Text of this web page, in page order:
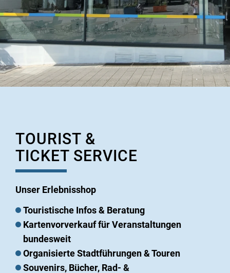
TOURIST &
TICKET SERVICE
Unser Erlebnisshop
Touristische Infos & Beratung
Kartenvorverkauf für Veranstaltungen
bundesweit
Organisierte Stadtführungen & Touren
Souvenirs, Bücher, Rad- &